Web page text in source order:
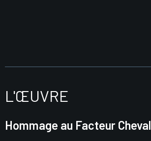
L'ŒUVRE
Hommage au Facteur Cheval